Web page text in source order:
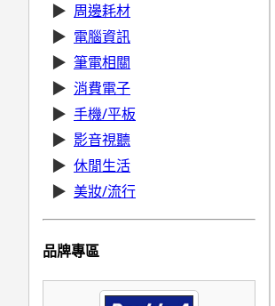
▶ 周邊耗材
▶ 電腦資訊
▶ 筆電相關
▶ 消費電子
▶ 手機/平板
▶ 影音視聽
▶ 休閒生活
▶ 美妝/流行
品牌專區